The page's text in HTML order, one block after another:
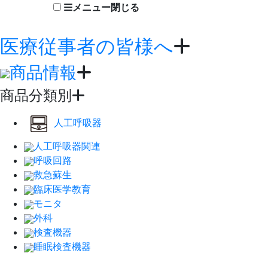
メニュー閉じる
医療従事者の皆様へ
商品情報
商品分類別
人工呼吸器
人工呼吸器関連
呼吸回路
救急蘇生
臨床医学教育
モニタ
外科
検査機器
睡眠検査機器